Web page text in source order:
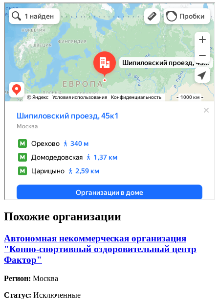
Похожие организации
Автономная некоммерческая организация
"Конно-спортивный оздоровительный центр
Фактор"
Регион: Москва
Статус: Исключенные